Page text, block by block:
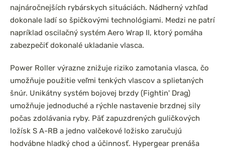
najnáročnejších rybárskych situáciách. Nádherný vzhľad
dokonale ladí so špičkovými technológiami. Medzi ne patrí
napríklad oscilačný systém Aero Wrap II, ktorý pomáha
zabezpečiť dokonalé ukladanie vlasca.
Power Roller výrazne znižuje riziko zamotania vlasca, čo
umožňuje použitie veľmi tenkých vlascov a splietaných
šnúr. Unikátny systém bojovej brzdy (Fightin' Drag)
umožňuje jednoduché a rýchle nastavenie brzdnej sily
počas zdolávania ryby. Päť zapuzdrených guličkových
ložísk S A-RB a jedno valčekové ložisko zaručujú
hodvábne hladký chod a účinnosť. Hypergear prenáša